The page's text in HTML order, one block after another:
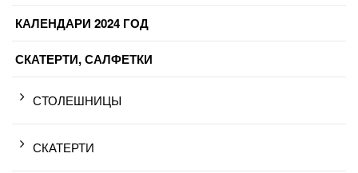
КАЛЕНДАРИ 2024 ГОД
СКАТЕРТИ, САЛФЕТКИ
СТОЛЕШНИЦЫ
СКАТЕРТИ